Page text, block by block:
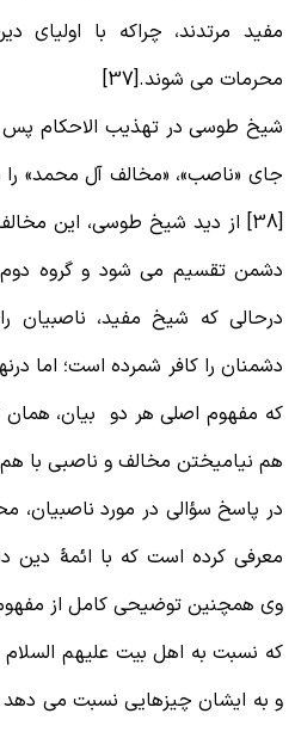
مرتدند، چراکه با اولیای
می شوند.[37]
طوسی در تهذیب الاحکام پس از
«ناصب»، «مخالف آل محمد» را
[38] از دید شیخ طوسی، این
تقسیم می شود و گروه دوم
که شیخ مفید، ناصبیان را
را کافر شمرده است؛ اما
مفهوم اصلی هر دو بیان، همان
نیامیختن مخالف و ناصبی با هم
پاسخ سؤالی در مورد ناصبیان،
همچنین توضیحی کامل از مفهوم
نسبت به اهل بیت علیهم السلام
به ایشان چیزهایی نسبت می دهد